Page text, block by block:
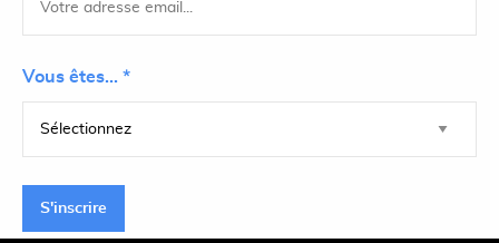
Vous êtes... *
S'inscrire